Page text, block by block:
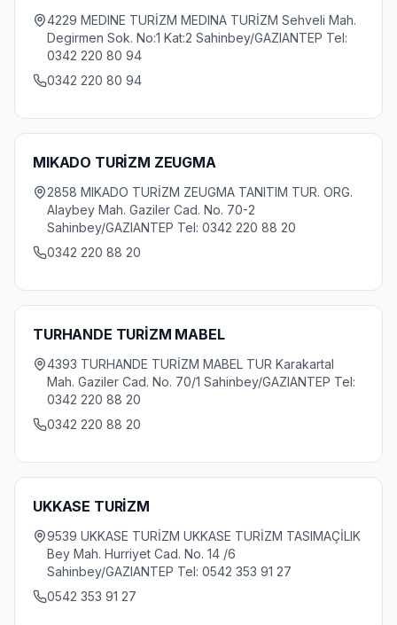
4229 MEDINE TURİZM MEDINA TURİZM Sehveli Mah.
Degirmen Sok. No:1 Kat:2 Sahinbey/GAZIANTEP Tel:
0342 220 80 94
0342 220 80 94
MIKADO TURİZM ZEUGMA
2858 MIKADO TURİZM ZEUGMA TANITIM TUR. ORG.
Alaybey Mah. Gaziler Cad. No. 70-2
Sahinbey/GAZIANTEP Tel: 0342 220 88 20
0342 220 88 20
TURHANDE TURİZM MABEL
4393 TURHANDE TURİZM MABEL TUR Karakartal
Mah. Gaziler Cad. No. 70/1 Sahinbey/GAZIANTEP Tel:
0342 220 88 20
0342 220 88 20
UKKASE TURİZM
9539 UKKASE TURİZM UKKASE TURİZM TASIMAÇİLIK
Bey Mah. Hurriyet Cad. No. 14 /6
Sahinbey/GAZIANTEP Tel: 0542 353 91 27
0542 353 91 27